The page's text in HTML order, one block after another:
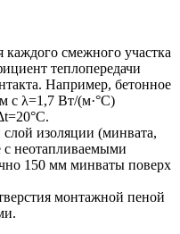
каждого смежного участка
теплопередачи
Например, бетонное
с λ=1,7 Вт/(м·°C)
изоляции (минвата,
с неотапливаемыми
150 мм минваты поверх
монтажной пеной